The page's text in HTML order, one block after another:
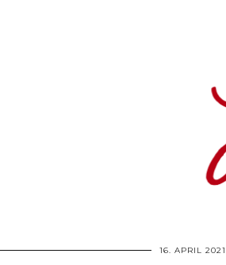
16. APRIL 2021